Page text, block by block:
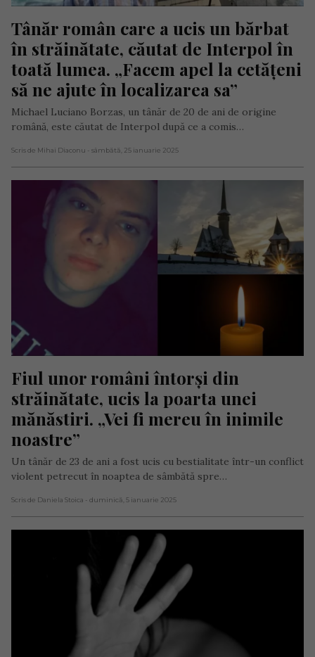
Tânăr român care a ucis un bărbat
în străinătate, căutat de Interpol în
toată lumea. „Facem apel la cetățeni
să ne ajute în localizarea sa”
Michael Luciano Borzas, un tânăr de 20 de ani de origine
română, este căutat de Interpol după ce a comis…
Scris de Mihai Diaconu - sâmbătă, 25 ianuarie 2025
Fiul unor români întorși din
străinătate, ucis la poarta unei
mănăstiri. „Vei fi mereu în inimile
noastre”
Un tânăr de 23 de ani a fost ucis cu bestialitate într-un conflict
violent petrecut în noaptea de sâmbătă spre…
Scris de Daniela Stoica - duminică, 5 ianuarie 2025